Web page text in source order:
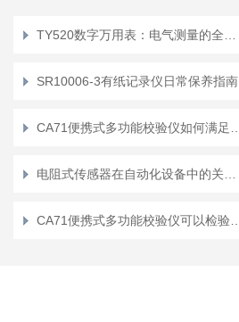
SR10006-3有纸记录仪日常保养指南